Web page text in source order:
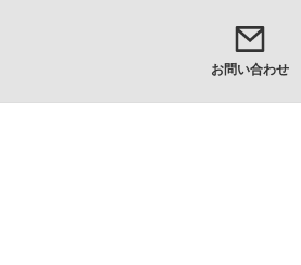
お問い合わせ